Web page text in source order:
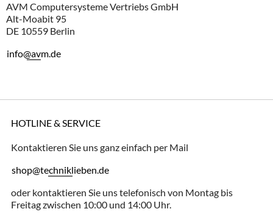
AVM Computersysteme Vertriebs GmbH
Alt-Moabit 95
DE 10559 Berlin
info@avm.de
HOTLINE & SERVICE
Kontaktieren Sie uns ganz einfach per Mail
shop@techniklieben.de
oder kontaktieren Sie uns telefonisch von Montag bis
Freitag zwischen 10:00 und 14:00 Uhr.